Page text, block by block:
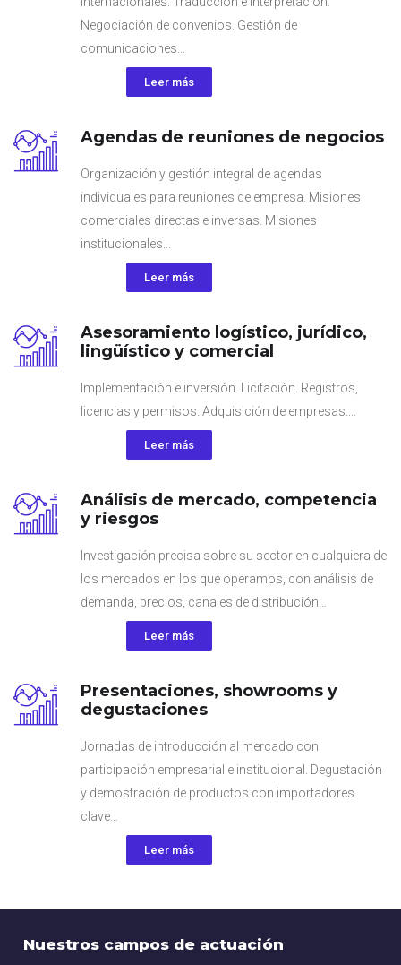
Negociación de convenios. Gestión de
comunicaciones...
Leer más
Agendas de reuniones de negocios
Organización y gestión integral de agendas
individuales para reuniones de empresa. Misiones
comerciales directas e inversas. Misiones
institucionales...
Leer más
Asesoramiento logístico, jurídico,
lingüístico y comercial
Implementación e inversión. Licitación. Registros,
licencias y permisos. Adquisición de empresas....
Leer más
Análisis de mercado, competencia
y riesgos
Investigación precisa sobre su sector en cualquiera de
los mercados en los que operamos, con análisis de
demanda, precios, canales de distribución…
Leer más
Presentaciones, showrooms y
degustaciones
Jornadas de introducción al mercado con
participación empresarial e institucional. Degustación
y demostración de productos con importadores
clave...
Leer más
Nuestros campos de actuación